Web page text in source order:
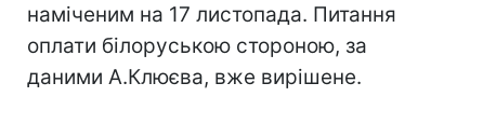
наміченим на 17 листопада. Питання
оплати білоруською стороною, за
даними А.Клюєва, вже вирішене.